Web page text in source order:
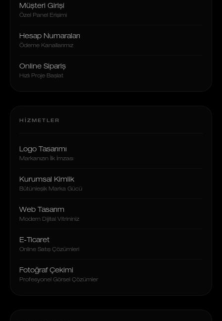
Müşteri Girişi
Özel Panel Erişimi
Hesap Numaraları
Ödeme Kanallarımız
Online Sipariş
Hızlı Proje Başlat
HIZMETLER
Logo Tasarımı
Markanızın İlk İmzası
Kurumsal Kimlik
Bütünleşik Marka Gücü
Web Tasarım
Modern Dijital Vitrininiz
E-Ticaret
Online Satış Çözümleri
Fotoğraf Çekimi
Profesyonel Görsel Çözümler